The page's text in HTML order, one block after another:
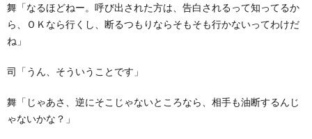
舞「なるほどねー。呼び出された方は、告白されるって知ってるか
ら、ＯＫなら行くし、断るつもりならそもそも行かないってわけだ
ね」
司「うん、そういうことです」
舞「じゃあさ、逆にそこじゃないところなら、相手も油断するんじ
ゃないかな？」